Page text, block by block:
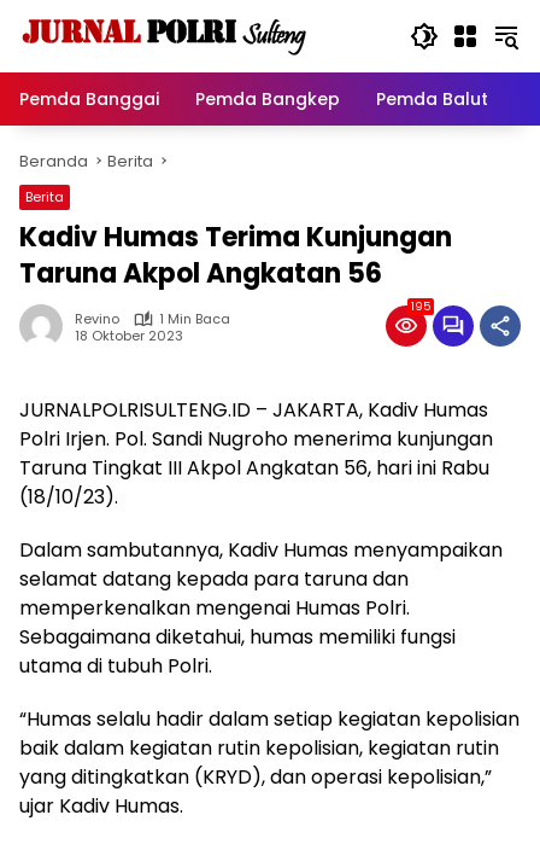
Pemda Banggai
Pemda Bangkep Pemda Balut
Beranda Berita
Berita
Kadiv Humas Terima Kunjungan
Taruna Akpol Angkatan 56
Revino
1 Min Baca
18 Oktober 2023
195
JURNALPOLRISULTENG.ID – JAKARTA, Kadiv Humas
Polri Irjen. Pol. Sandi Nugroho menerima kunjungan
Taruna Tingkat III Akpol Angkatan 56, hari ini Rabu
(18/10/23).
Dalam sambutannya, Kadiv Humas menyampaikan
selamat datang kepada para taruna dan
memperkenalkan mengenai Humas Polri.
Sebagaimana diketahui, humas memiliki fungsi
utama di tubuh Polri.
“Humas selalu hadir dalam setiap kegiatan kepolisian
baik dalam kegiatan rutin kepolisian, kegiatan rutin
yang ditingkatkan (KRYD), dan operasi kepolisian,”
ujar Kadiv Humas.